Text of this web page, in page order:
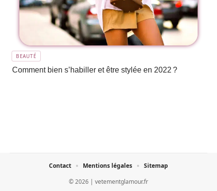
BEAUTÉ
Comment bien s’habiller et être stylée en 2022 ?
© 2026 | vetementglamour.fr
Contact Mentions légales Sitemap